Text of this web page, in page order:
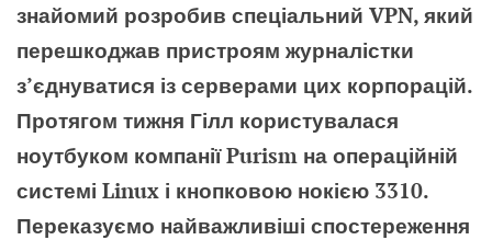
знайомий розробив спеціальний VPN, який
перешкоджав пристроям журналістки
з’єднуватися із серверами цих корпорацій.
Протягом тижня Гілл користувалася
ноутбуком компанії Purism на операційній
системі Linux і кнопковою нокією 3310.
Переказуємо найважливіші спостереження